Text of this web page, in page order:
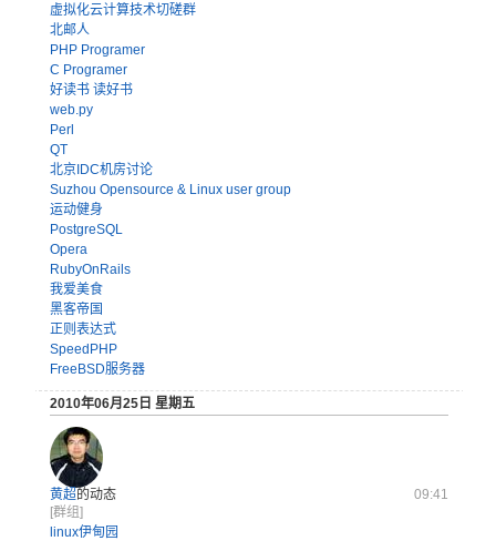
虚拟化云计算技术切磋群
北邮人
PHP Programer
C Programer
好读书 读好书
web.py
Perl
QT
北京IDC机房讨论
Suzhou Opensource & Linux user group
运动健身
PostgreSQL
Opera
RubyOnRails
我爱美食
黑客帝国
正则表达式
SpeedPHP
FreeBSD服务器
2010年06月25日 星期五
黄超的动态
09:41
[群组]
linux伊甸园